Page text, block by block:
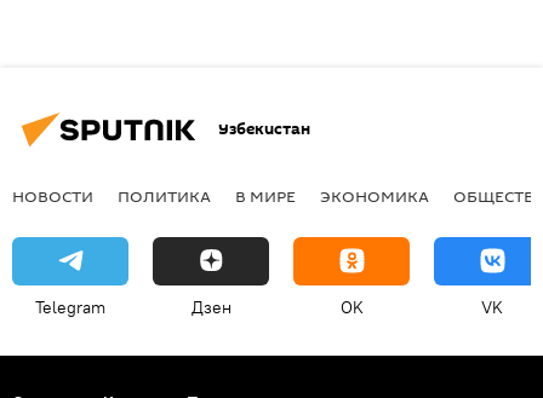
Узбекистан
НОВОСТИ ПОЛИТИКА В МИРЕ ЭКОНОМИКА
Telegram Дзен OK VK